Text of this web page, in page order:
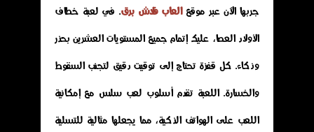
جربها الآن عبر موقعالعاب فلاش برق. في لعبة خطاف
الأولاد العصا، عليك إتمام جميع المستويات العشرين بحذر
وذكاء. كل قفزة تحتاج إلى توقيت دقيق لتجنب السقوط
والخسارة. اللعبة تقدم أسلوب لعب سلس مع إمكانية
اللعب على الهواتف الذكية، مما يجعلها مثالية للتسلية